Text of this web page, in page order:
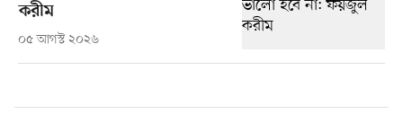
করীম
০৫ আগস্ট ২০২৬